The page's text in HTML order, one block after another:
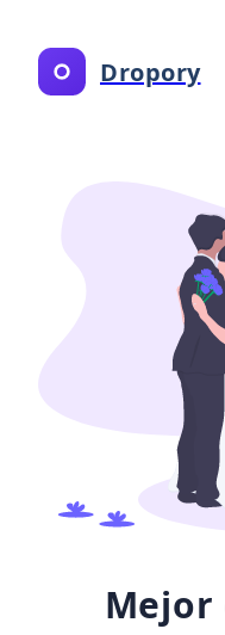
Dropory
Mejor